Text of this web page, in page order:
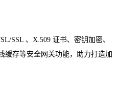
SSL 、X.509 证书、密钥加密、
缓存等安全网关功能，助力打造加